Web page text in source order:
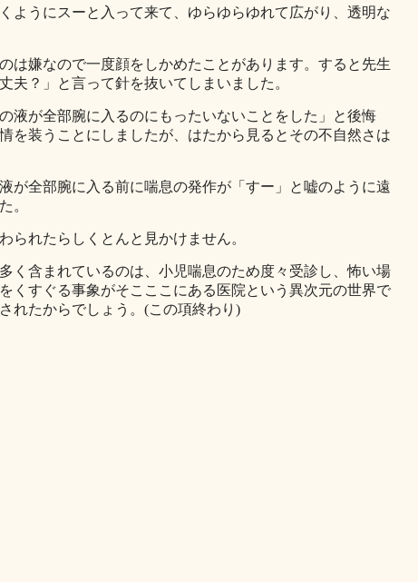
うにスーと入って来て、ゆらゆらゆれて広がり、透明な
嫌なので一度顔をしかめたことがあります。すると先生
夫？」と言って針を抜いてしまいました。
が全部腕に入るのにもったいないことをした」と後悔
を装うことにしましたが、はたから見るとその不自然さは
全部腕に入る前に喘息の発作が「すー」と嘘のように遠
。
れたらしくとんと見かけません。
含まれているのは、小児喘息のため度々受診し、怖い場
くすぐる事象がそこここにある医院という異次元の世界で
れたからでしょう。(この項終わり)